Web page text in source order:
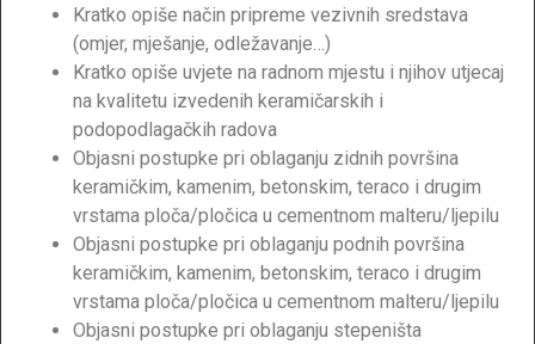
Kratko opiše način pripreme vezivnih sredstava
(omjer, mješanje, odležavanje…)
Kratko opiše uvjete na radnom mjestu i njihov utjecaj
na kvalitetu izvedenih keramičarskih i
podopodlagačkih radova
Objasni postupke pri oblaganju zidnih površina
keramičkim, kamenim, betonskim, teraco i drugim
vrstama ploča/pločica u cementnom malteru/ljepilu
Objasni postupke pri oblaganju podnih površina
keramičkim, kamenim, betonskim, teraco i drugim
vrstama ploča/pločica u cementnom malteru/ljepilu
Objasni postupke pri oblaganju stepeništa